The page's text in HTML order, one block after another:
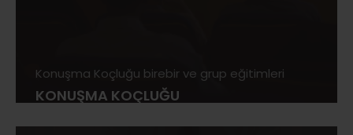
Konuşma Koçluğu birebir ve grup eğitimleri
KONUŞMA KOÇLUĞU